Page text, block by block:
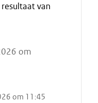
van
om
om 11:45